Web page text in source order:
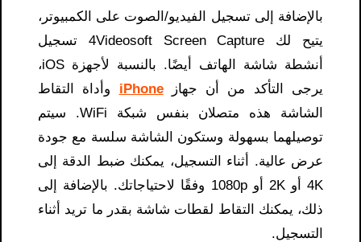
بالإضافة إلى تسجيل الفيديو/الصوت على الكمبيوتر،
يتيح لك 4Videosoft Screen Capture تسجيل
أنشطة شاشة الهاتف أيضًا. بالنسبة لأجهزة iOS،
يرجى التأكد من أن جهازiPhone وأداة التقاط
الشاشة هذه متصلان بنفس شبكة WiFi. سيتم
توصيلهما بسهولة وستكون الشاشة سلسة مع جودة
عرض عالية. أثناء التسجيل، يمكنك ضبط الدقة إلى
4K أو 2K أو 1080p وفقًا لاحتياجاتك. بالإضافة إلى
ذلك، يمكنك التقاط لقطات شاشة بقدر ما تريد أثناء
التسجيل.